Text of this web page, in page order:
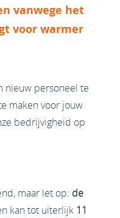
vanwege het
voor warmer
nieuw personeel te
maken voor jouw
bedrijvigheid op
maar let op: de
kan tot uiterlijk 11